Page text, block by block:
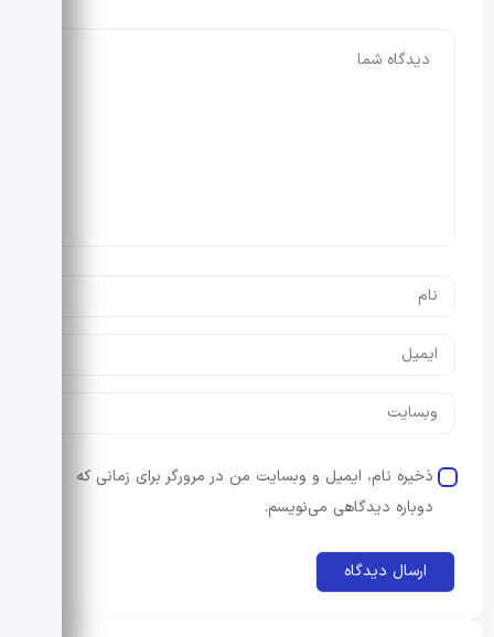
ذخیره نام، ایمیل و وبسایت من در مرورگر برای زمانی که
دوباره دیدگاهی می‌نویسم.